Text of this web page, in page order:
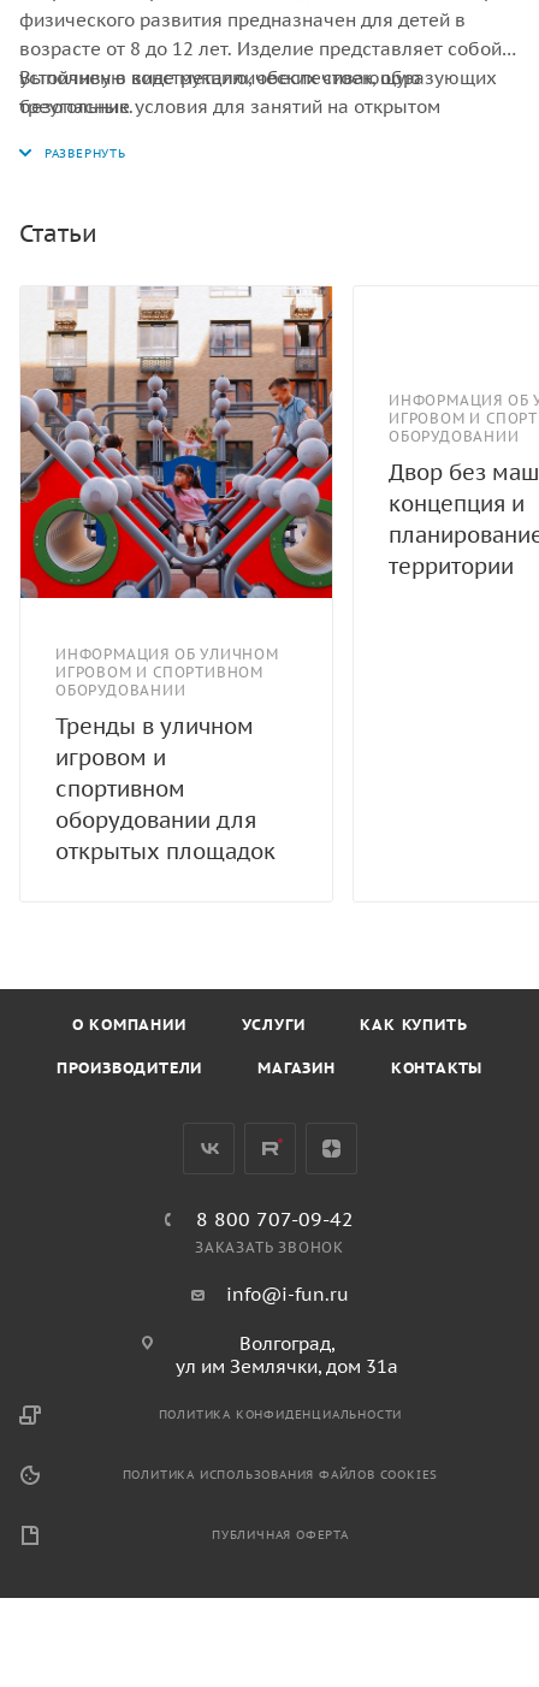
физического развития предназначен для детей в
возрасте от 8 до 12 лет. Изделие представляет собой
устойчивую конструкцию, обеспечивающую
безопасные условия для занятий на открытом
ударопрочностью и виброустойчивостью.
Выполнен в виде металлических стоек, образующих
треугольник.
Статьи
ИНФОРМАЦИЯ ОБ УЛИЧНОМ
ИГРОВОМ И СПОРТИВНОМ
ОБОРУДОВАНИИ
Тренды в уличном
игровом и
спортивном
оборудовании для
открытых площадок
ИНФОРМАЦИЯ ОБ
ИГРОВОМ И
ОБОРУДОВАНИИ
Двор без
концепция и
территории
О КОМПАНИИ УСЛУГИ КАК КУПИТЬ
ПРОИЗВОДИТЕЛИ МАГАЗИН КОНТАКТЫ
8 800 707-09-42
ЗАКАЗАТЬ ЗВОНОК
info@i-fun.ru
Волгоград,
ул им Землячки, дом 31а
ПОЛИТИКА КОНФИДЕНЦИАЛЬНОСТИ
ПОЛИТИКА ИСПОЛЬЗОВАНИЯ ФАЙЛОВ COOKIES
ПУБЛИЧНАЯ ОФЕРТА